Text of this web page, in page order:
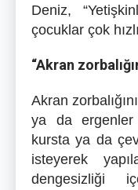
Deniz,
çocuklar çok
“Akran
Akran
ya da ergenler
kursta ya da
isteyerek
dengesizliği